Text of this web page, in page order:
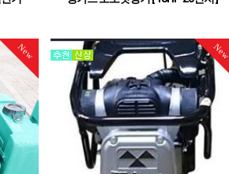
New New